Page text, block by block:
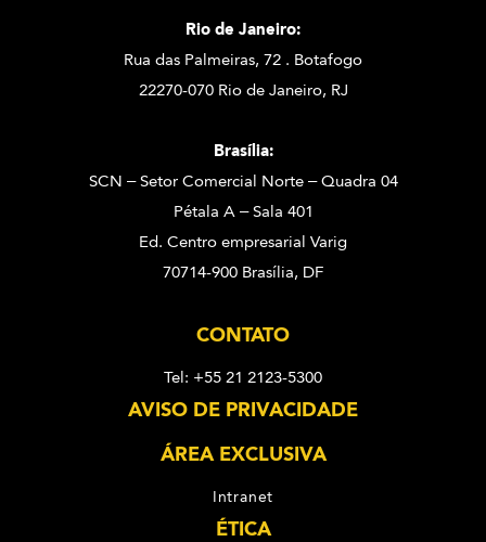
Rio de Janeiro:
Rua das Palmeiras, 72 . Botafogo
22270-070 Rio de Janeiro, RJ
Brasília:
SCN – Setor Comercial Norte – Quadra 04
Pétala A – Sala 401
Ed. Centro empresarial Varig
70714-900 Brasília, DF
CONTATO
Tel: +55 21 2123-5300
AVISO DE PRIVACIDADE
ÁREA EXCLUSIVA
Intranet
ÉTICA